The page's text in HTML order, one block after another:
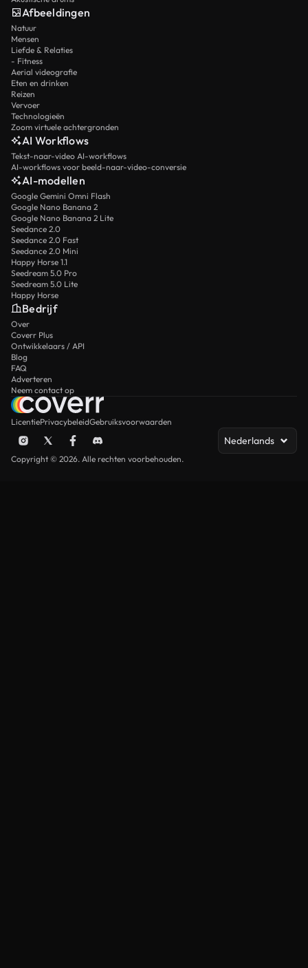
Afbeeldingen
Natuur
Mensen
Liefde & Relaties
- Fitness
Aerial videografie
Eten en drinken
Reizen
Vervoer
Technologieën
Zoom virtuele achtergronden
AI Workflows
Tekst-naar-video AI-workflows
AI-workflows voor beeld-naar-video-conversie
AI-modellen
Google Gemini Omni Flash
Google Nano Banana 2
Google Nano Banana 2 Lite
Seedance 2.0
Seedance 2.0 Fast
Seedance 2.0 Mini
Happy Horse 1.1
Seedream 5.0 Pro
Seedream 5.0 Lite
Happy Horse
Bedrijf
Over
Coverr Plus
Ontwikkelaars / API
Blog
FAQ
Adverteren
Neem contact op
LicentiePrivacybeleidGebruiksvoorwaarden
Nederlands
Copyright © 2026. Alle rechten voorbehouden.